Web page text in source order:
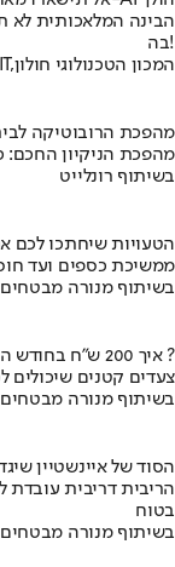
הבינה המלאכותית
בה!
בשיתוף HIT,המכון הטכנולוגי חולון
מהפכת הרובוטיקה
מהפכת הניקיון החכם:
בשיתוף רונלייט
הטעויות שיחתכו לכם
ממשיכת כספים ועד
בשיתוף מנורה מבטחים
איך 200 ש"ח בחודש הופכים ל140 אלף ?
צעדים קטנים שיכולים
בשיתוף מנורה מבטחים
הסוד של איינשטיין
הריבית דריבית
בטוח
בשיתוף מנורה מבטחים